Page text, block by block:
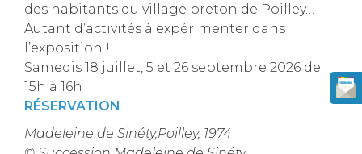
des habitants du village breton de Poilley…
Autant d’activités à expérimenter dans
l’exposition !
Samedis 18 juillet, 5 et 26 septembre 2026 de
15h à 16h
RÉSERVATION
Madeleine de Sinéty,Poilley, 1974